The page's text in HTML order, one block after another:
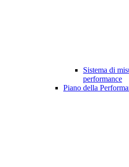
Sistema di
performance
Piano della